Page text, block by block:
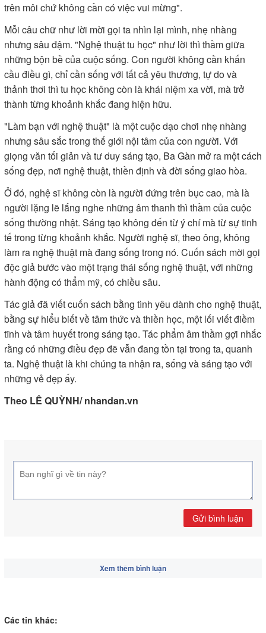
trên môi chứ không cần có việc vui mừng".
Mỗi câu chữ như lời mời gọi ta nhìn lại mình, nhẹ nhàng
nhưng sâu đậm. "Nghệ thuật tu học" như lời thì thầm giữa
những bộn bề của cuộc sống. Con người không cần khấn
cầu điều gì, chỉ cần sống với tất cả yêu thương, tự do và
thảnh thơi thì tu học không còn là khái niệm xa vời, mà trở
thành từng khoảnh khắc đang hiện hữu.
"Làm bạn với nghệ thuật" là một cuộc dạo chơi nhẹ nhàng
nhưng sâu sắc trong thế giới nội tâm của con người. Với
giọng văn tối giản và tư duy sáng tạo, Ba Gàn mở ra một cách
sống đẹp, nơi nghệ thuật, thiền định và đời sống giao hòa.
Ở đó, nghệ sĩ không còn là người đứng trên bục cao, mà là
người lặng lẽ lắng nghe những âm thanh thì thầm của cuộc
sống thường nhật. Sáng tạo không đến từ ý chí mà từ sự tinh
tế trong từng khoảnh khắc. Người nghệ sĩ, theo ông, không
làm ra nghệ thuật mà đang sống trong nó. Cuốn sách mời gọi
độc giả bước vào một trạng thái sống nghệ thuật, với những
hành động có thẩm mỹ, có chiều sâu.
Tác giả đã viết cuốn sách bằng tình yêu dành cho nghệ thuật,
bằng sự hiểu biết về tâm thức và thiền học, một lối viết điềm
tĩnh và tâm huyết trong sáng tạo. Tác phẩm âm thầm gợi nhắc
rằng có những điều đẹp đẽ vẫn đang tồn tại trong ta, quanh
ta. Nghệ thuật là khi chúng ta nhận ra, sống và sáng tạo với
những vẻ đẹp ấy.
Theo LÊ QUỲNH/ nhandan.vn
Gửi bình luận
Xem thêm bình luận
Các tin khác: